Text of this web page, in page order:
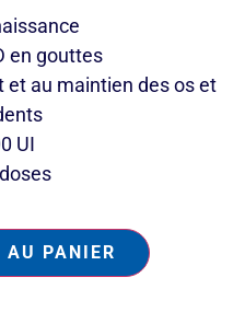
en gouttes
au maintien des os et
UI
AU PANIER